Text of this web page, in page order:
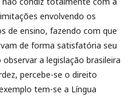
envolvendo os
de ensino, fazendo com que
de forma satisfatória seu
a legislação brasileira
percebe-se o direito
tem-se a Língua